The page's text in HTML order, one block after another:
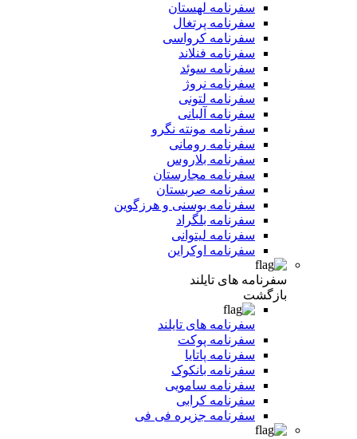
سفرنامه لهستان
سفرنامه پرتغال
سفرنامه کرواسی
سفرنامه فنلاند
سفرنامه سوئد
سفرنامه نروژ
سفرنامه لتونی
سفرنامه آلبانی
سفرنامه مونته نگرو
سفرنامه رومانی
سفرنامه بلاروس
سفرنامه مجارستان
سفرنامه صربستان
سفرنامه بوسنی و هرزگوین
سفرنامه بلگراد
سفرنامه لیتوانی
سفرنامه اوکراین
سفرنامه های تایلند
بازگشت
سفرنامه های تایلند
سفرنامه پوکت
سفرنامه پاتایا
سفرنامه بانکوک
سفرنامه سامویی
سفرنامه کرابی
سفرنامه جزیره فی فی